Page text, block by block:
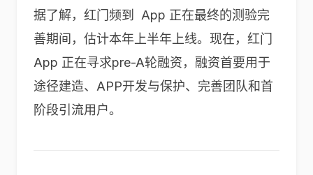
据了解，红门频到
App 正在最终的测验完
善期间，估计本年上半年上线。现在，红门
App 正在寻求pre-A轮融资，融资首要用于
途径建造、APP开发与保护、完善团队和首
阶段引流用户。